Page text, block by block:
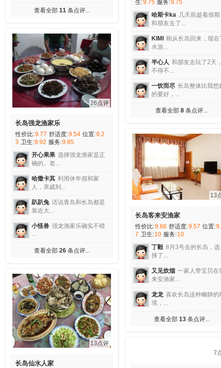
查看全部 11条点评...
26点评
长岛强龙渔家乐
性价比:9.77 舒适度:9.54 位置:9.2
3 卫生:9.92 服务:9.85
开心果果 选择强龙渔家是正
确的。老...
哈撒卡其 利用休年假和家
人，亲戚到...
趴趴兔 话说青岛和长岛都是
靠近大...
小怪兽 强龙渔家乐确实不错
...
查看全部 26条点评...
13点评
长岛仙水人家
生:9.75 服务:9.75
哈斯卡ka 几天前趁着假期
和朋友去了...
KIMI
刚从长岛回来，现在
水游...
半心人 和朋友去玩了2天
不得不...
一饮而尽 长岛整体比我想
的要好，...
查看全部 8 条点评...
13
长岛客来安渔家
性价比:9.86 舒适度:9.57 位置:
7 卫生:10 服务:10
丁毅 8月3号去的长岛，选
择了...
又见炊烟 一家人带宝贝在
来安渔家...
龙龙 喜欢长岛这种幽静的
境，...
查看全部 13条点评...